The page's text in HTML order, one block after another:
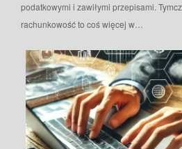
podatkowymi i zawiłymi przepisami.
rachunkowość to coś więcej w…